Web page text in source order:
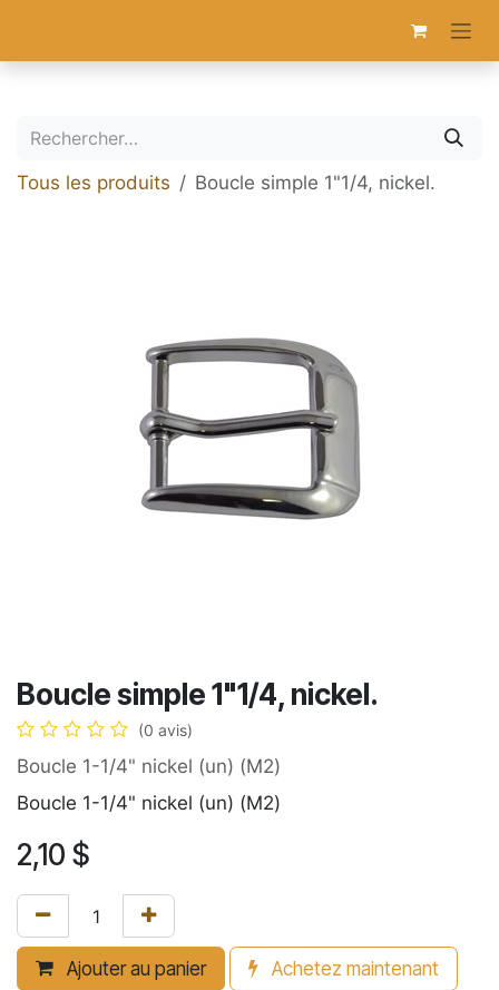
Tous les produits Boucle simple 1"1/4, nickel.
Boucle simple 1"1/4, nickel.
(0 avis)
Boucle 1-1/4" nickel (un) (M2)
Boucle 1-1/4" nickel (un) (M2)
2,10 $
Ajouter au panier Achetez maintenant